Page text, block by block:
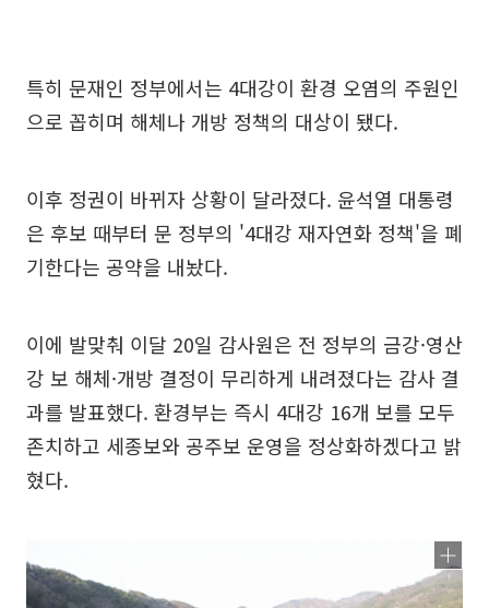
특히 문재인 정부에서는 4대강이 환경 오염의 주원인
으로 꼽히며 해체나 개방 정책의 대상이 됐다.
이후 정권이 바뀌자 상황이 달라졌다. 윤석열 대통령
은 후보 때부터 문 정부의 '4대강 재자연화 정책'을 폐
기한다는 공약을 내놨다.
이에 발맞춰 이달 20일 감사원은 전 정부의 금강·영산
강 보 해체·개방 결정이 무리하게 내려졌다는 감사 결
과를 발표했다. 환경부는 즉시 4대강 16개 보를 모두
존치하고 세종보와 공주보 운영을 정상화하겠다고 밝
혔다.